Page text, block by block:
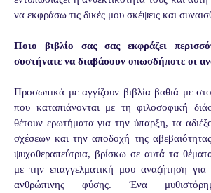
να εκφράσω τις δικές μου σκέψεις και
Ποιο βιβλίο σας σας εκφράζει
συστήνατε να διαβάσουν οπωσδήποτε οι
Προσωπικά με αγγίζουν βιβλία βαθιά με
που καταπιάνονται με τη φιλοσοφική
θέτουν ερωτήματα για την ύπαρξη, τα
σχέσεων και την αποδοχή της
ψυχοθεραπεύτρια, βρίσκω σε αυτά τα
με την επαγγελματική μου αναζήτηση
ανθρώπινης φύσης. Ένα